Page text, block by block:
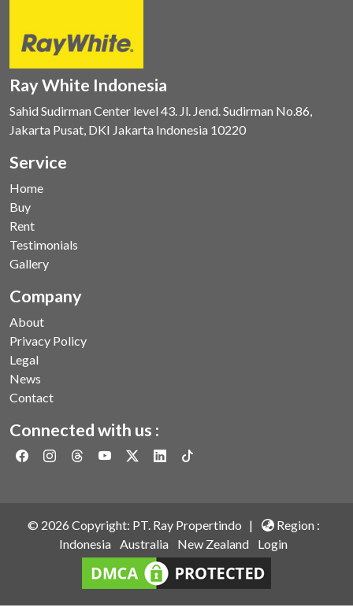
Ray White Indonesia
Sahid Sudirman Center level 43. Jl. Jend. Sudirman No.86,
Jakarta Pusat, DKI Jakarta Indonesia 10220
Service
Home
Buy
Rent
Testimonials
Gallery
Company
About
Privacy Policy
Legal
News
Contact
Connected with us :
© 2026 Copyright: PT. Ray Propertindo |
Region :
Indonesia Australia New Zealand Login